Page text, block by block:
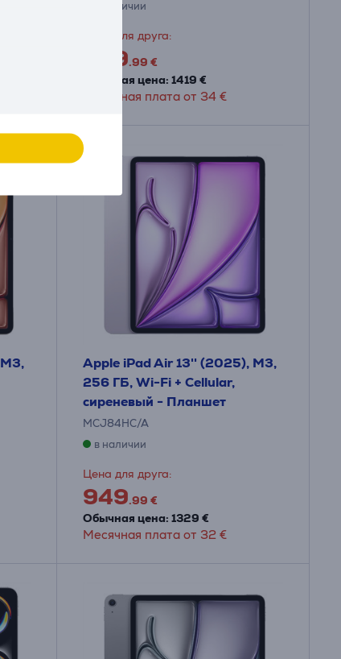
в наличии
Цена для друга:
999.99 €
Обычная цена: 1419 €
Месячная плата от 34 €
Apple iPad Air 13'' (2025), M3,
256 ГБ, Wi-Fi + Cellular,
сиреневый - Планшет
MCJ84HC/A
в наличии
Цена для друга:
949.99 €
Обычная цена: 1329 €
Месячная плата от 32 €